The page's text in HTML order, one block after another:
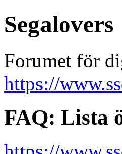
Segalovers
Forumet för
https://
FAQ: Lista